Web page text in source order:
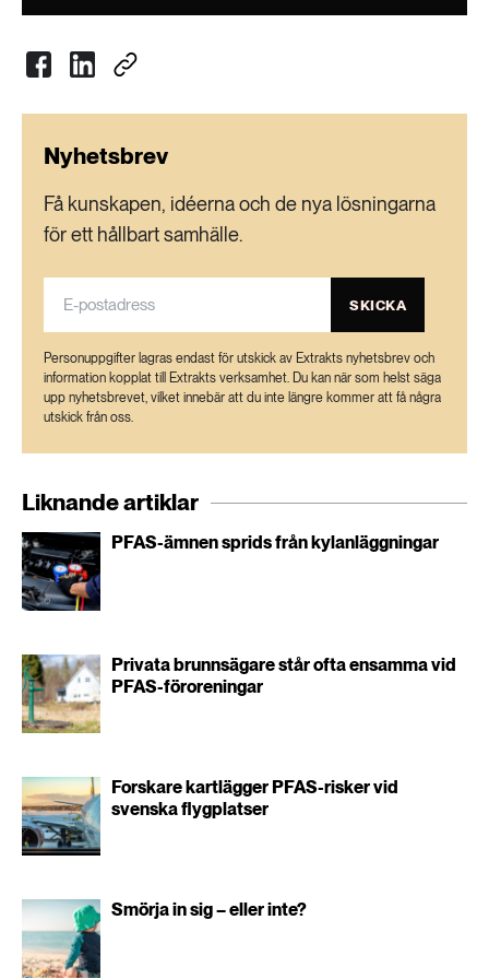
Nyhetsbrev
Få kunskapen, idéerna och de nya lösningarna
för ett hållbart samhälle.
SKICKA
Personuppgifter lagras endast för utskick av Extrakts nyhetsbrev och
information kopplat till Extrakts verksamhet. Du kan när som helst säga
upp nyhetsbrevet, vilket innebär att du inte längre kommer att få några
utskick från oss.
Liknande artiklar
PFAS-ämnen sprids från kylanläggningar
Privata brunnsägare står ofta ensamma vid
PFAS-föroreningar
Forskare kartlägger PFAS-risker vid
svenska flygplatser
Smörja in sig – eller inte?